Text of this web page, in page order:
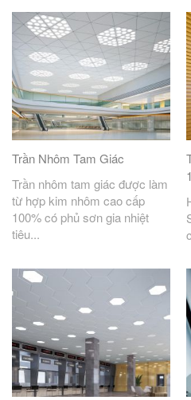
Trần Nhôm Tam Giác
Trần nhôm tam giác được làm
từ hợp kim nhôm cao cấp
100% có phủ sơn gia nhiệt
tiêu...